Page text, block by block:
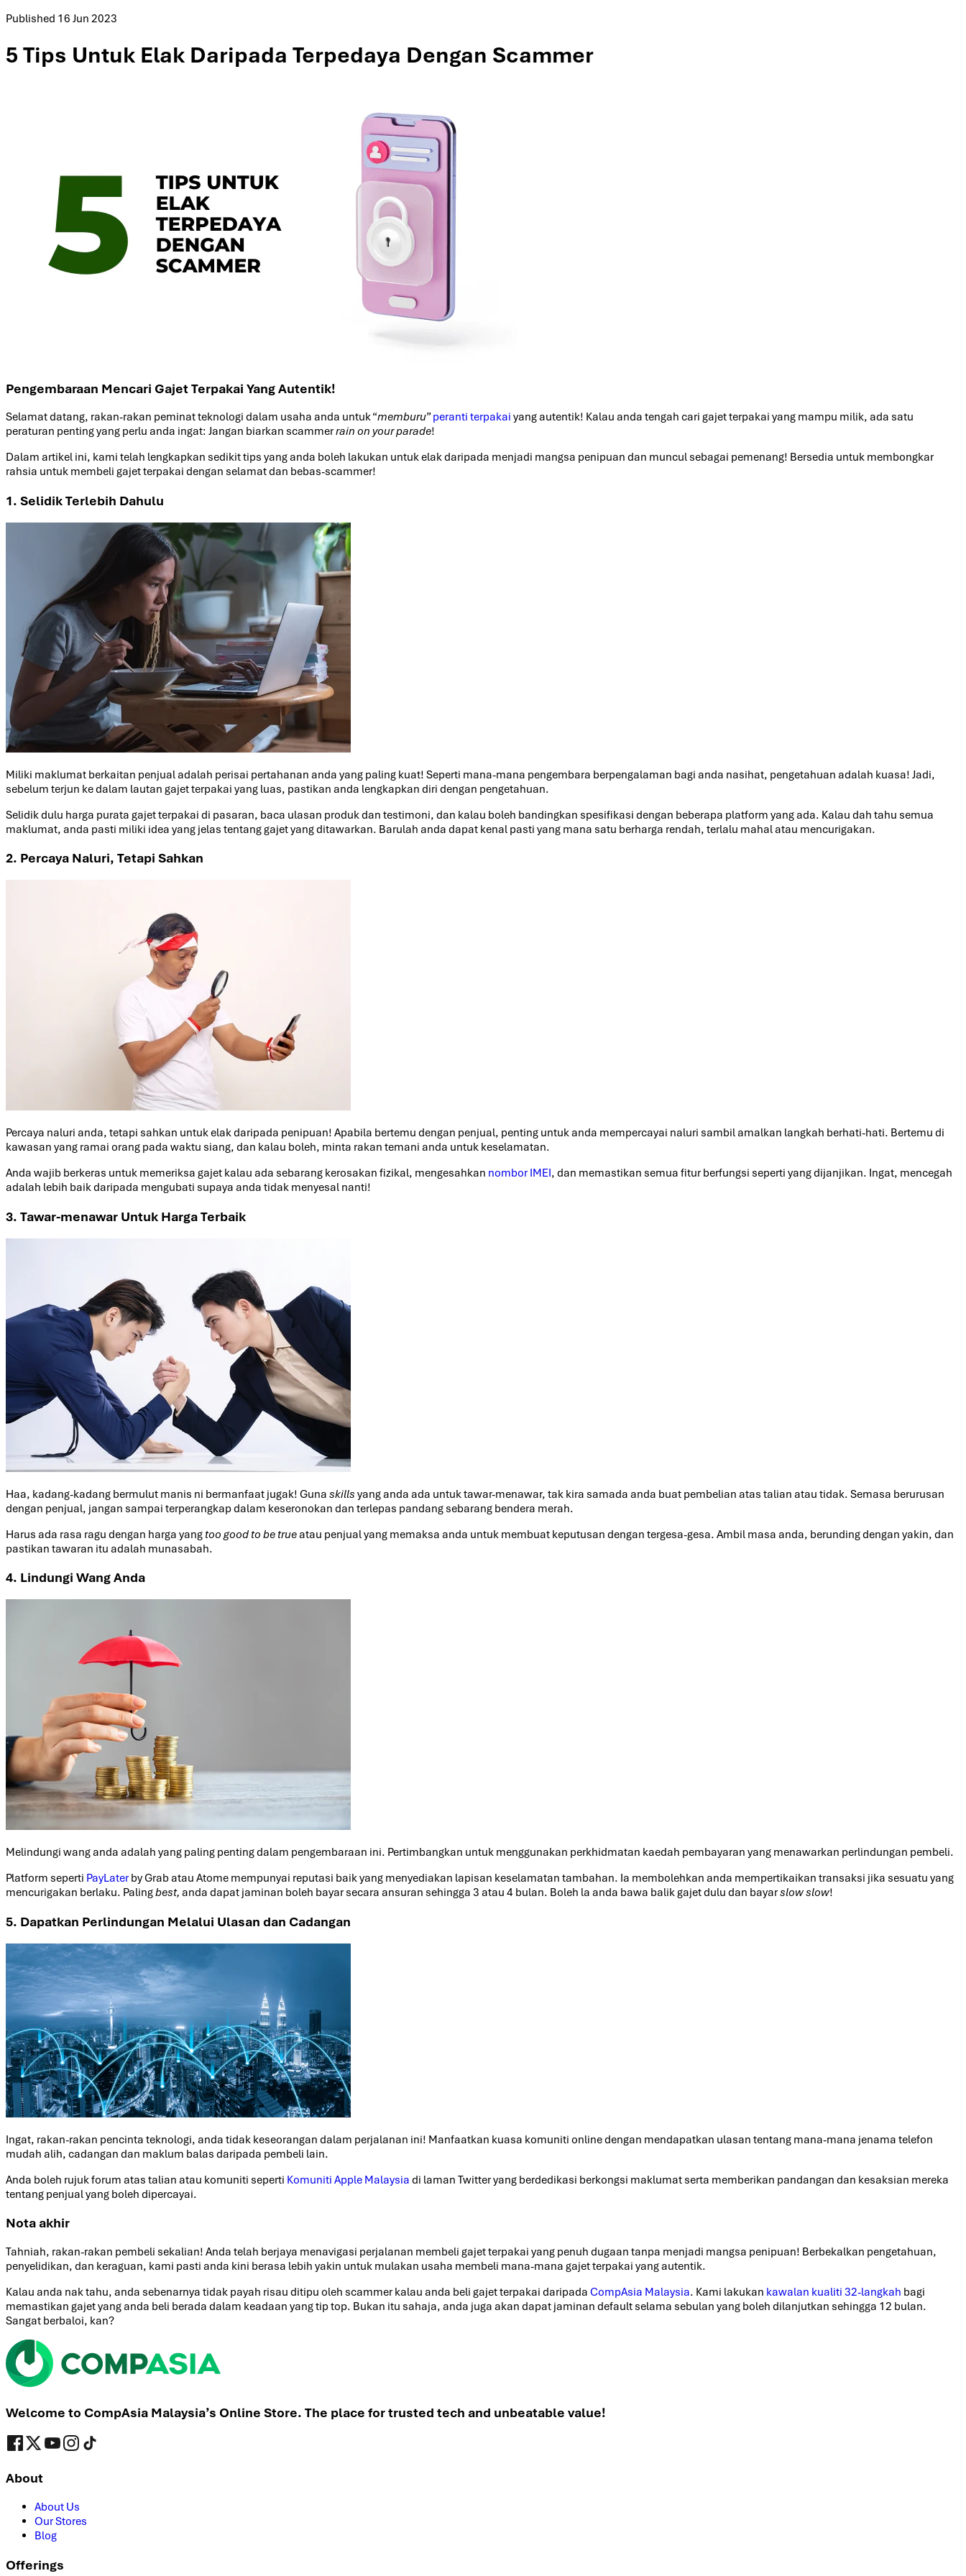
Published 16 Jun 2023
5 Tips Untuk Elak Daripada Terpedaya Dengan Scammer
Pengembaraan Mencari Gajet Terpakai Yang Autentik!
Selamat datang, rakan-rakan peminat teknologi dalam usaha anda untuk “memburu”peranti terpakai yang autentik! Kalau anda tengah cari gajet terpakai yang mampu milik, ada satu
peraturan penting yang perlu anda ingat: Jangan biarkan scammerrain on your parade!
Dalam artikel ini, kami telah lengkapkan sedikit tips yang anda boleh lakukan untuk elak daripada menjadi mangsa penipuan dan muncul sebagai pemenang! Bersedia untuk membongkar
rahsia untuk membeli gajet terpakai dengan selamat dan bebas-scammer!
1. Selidik Terlebih Dahulu
Miliki maklumat berkaitan penjual adalah perisai pertahanan anda yang paling kuat! Seperti mana-mana pengembara berpengalaman bagi anda nasihat, pengetahuan adalah kuasa! Jadi,
sebelum terjun ke dalam lautan gajet terpakai yang luas, pastikan anda lengkapkan diri dengan pengetahuan.
Selidik dulu harga purata gajet terpakai di pasaran, baca ulasan produk dan testimoni, dan kalau boleh bandingkan spesifikasi dengan beberapa platform yang ada. Kalau dah tahu semua
maklumat, anda pasti miliki idea yang jelas tentang gajet yang ditawarkan. Barulah anda dapat kenal pasti yang mana satu berharga rendah, terlalu mahal atau mencurigakan.
2. Percaya Naluri, Tetapi Sahkan
Percaya naluri anda, tetapi sahkan untuk elak daripada penipuan! Apabila bertemu dengan penjual, penting untuk anda mempercayai naluri sambil amalkan langkah berhati-hati. Bertemu di
kawasan yang ramai orang pada waktu siang, dan kalau boleh, minta rakan temani anda untuk keselamatan.
Anda wajib berkeras untuk memeriksa gajet kalau ada sebarang kerosakan fizikal, mengesahkan nombor IMEI, dan memastikan semua fitur berfungsi seperti yang dijanjikan. Ingat, mencegah
adalah lebih baik daripada mengubati supaya anda tidak menyesal nanti!
3. Tawar-menawar Untuk Harga Terbaik
Haa, kadang-kadang bermulut manis ni bermanfaat jugak! Guna skills yang anda ada untuk tawar-menawar, tak kira samada anda buat pembelian atas talian atau tidak. Semasa berurusan
dengan penjual, jangan sampai terperangkap dalam keseronokan dan terlepas pandang sebarang bendera merah.
Harus ada rasa ragu dengan harga yangtoo good to be trueatau penjual yang memaksa anda untuk membuat keputusan dengan tergesa-gesa. Ambil masa anda, berunding dengan yakin, dan
pastikan tawaran itu adalah munasabah.
4. Lindungi Wang Anda
Melindungi wang anda adalah yang paling penting dalam pengembaraan ini. Pertimbangkan untuk menggunakan perkhidmatan kaedah pembayaran yang menawarkan perlindungan pembeli.
Platform seperti PayLater by Grab atau Atome mempunyai reputasi baik yang menyediakan lapisan keselamatan tambahan. Ia membolehkan anda mempertikaikan transaksi jika sesuatu yang
mencurigakan berlaku. Palingbest, anda dapat jaminan boleh bayar secara ansuran sehingga 3 atau 4 bulan. Boleh la anda bawa balik gajet dulu dan bayarslow slow!
5. Dapatkan Perlindungan Melalui Ulasan dan Cadangan
Ingat, rakan-rakan pencinta teknologi, anda tidak keseorangan dalam perjalanan ini! Manfaatkan kuasa komuniti online dengan mendapatkan ulasan tentang mana-mana jenama telefon
mudah alih, cadangan dan maklum balas daripada pembeli lain.
Anda boleh rujuk forum atas talian atau komuniti seperti Komuniti Apple Malaysia di laman Twitter yang berdedikasi berkongsi maklumat serta memberikan pandangan dan kesaksian mereka
tentang penjual yang boleh dipercayai.
Nota akhir
Tahniah, rakan-rakan pembeli sekalian! Anda telah berjaya menavigasi perjalanan membeli gajet terpakai yang penuh dugaan tanpa menjadi mangsa penipuan! Berbekalkan pengetahuan,
penyelidikan, dan keraguan, kami pasti anda kini berasa lebih yakin untuk mulakan usaha membeli mana-mana gajet terpakai yang autentik.
Kalau anda nak tahu, anda sebenarnya tidak payah risau ditipu oleh scammer kalau anda beli gajet terpakai daripada CompAsia Malaysia. Kami lakukan kawalan kualiti 32-langkah bagi
memastikan gajet yang anda beli berada dalam keadaan yang tip top. Bukan itu sahaja, anda juga akan dapat jaminan default selama sebulan yang boleh dilanjutkan sehingga 12 bulan.
Sangat berbaloi, kan?
Welcome to CompAsia Malaysia’s Online Store. The place for trusted tech and unbeatable value!
About
About Us
Our Stores
Blog
Offerings